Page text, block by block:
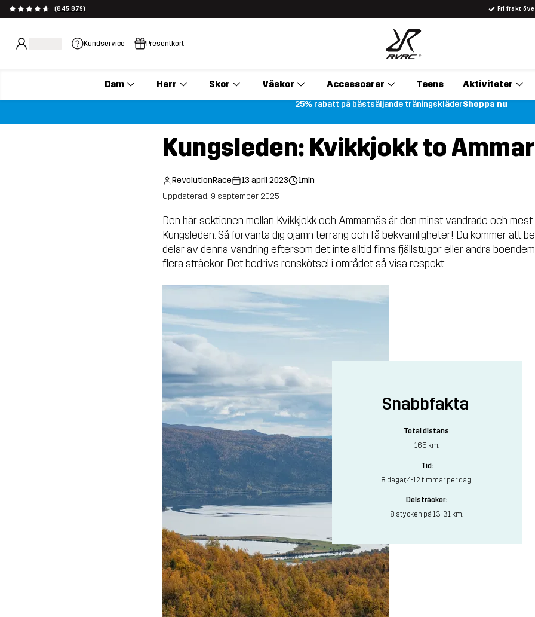
(845 879) Fri frakt
Kundservice Presentkort
Dam Herr Skor Väskor Accessoarer Teens Aktiviteter
25% rabatt på bästsäljande träningskläderShoppa nu
Kungsleden: Kvikkjokk to
RevolutionRace 13 april 2023
1min
Uppdaterad: 9 september 2025
Den här sektionen mellan Kvikkjokk och Ammarnäs är den minst vandrade och
Kungsleden. Så förvänta dig ojämn terräng och få bekvämligheter! Du kommer att
delar av denna vandring eftersom det inte alltid finns fjällstugor eller andra
flera sträckor. Det bedrivs renskötsel i området så visa respekt.
Snabbfakta
Total distans:
165 km.
Tid:
8 dagar, 4-12 timmar per dag.
Delsträckor:
8 stycken på 13-31 km.